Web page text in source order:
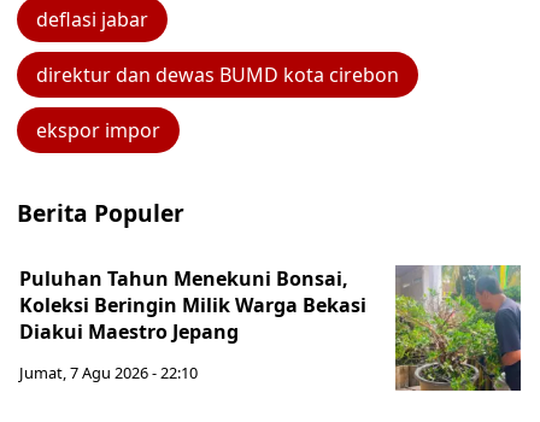
deflasi jabar
direktur dan dewas BUMD kota cirebon
ekspor impor
Berita Populer
Puluhan Tahun Menekuni Bonsai,
Koleksi Beringin Milik Warga Bekasi
Diakui Maestro Jepang
Jumat, 7 Agu 2026 - 22:10